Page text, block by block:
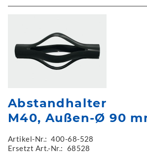
Abstandhalter
M40, Außen-Ø 90
Artikel-Nr.: 400-68-528
Ersetzt Art.-Nr.: 68528